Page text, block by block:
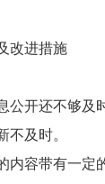
进措施
开还不够及时
及时。
容带有一定的